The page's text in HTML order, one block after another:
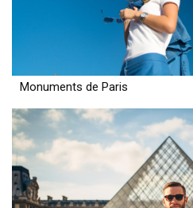
Monuments de Paris